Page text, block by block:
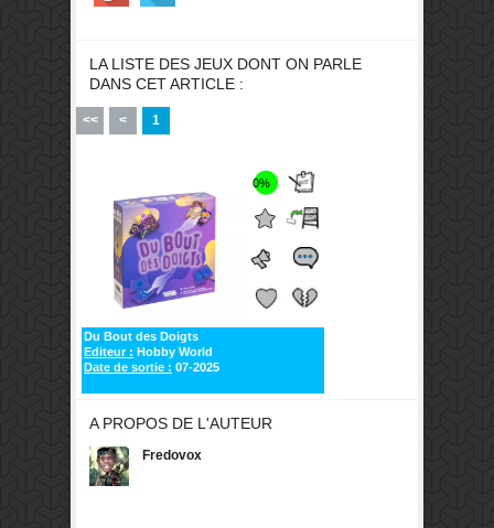
LA LISTE DES JEUX DONT ON PARLE
DANS CET ARTICLE :
<< < 1
0%
Du Bout des Doigts
Editeur : Hobby World
Date de sortie : 07-2025
A PROPOS DE L'AUTEUR
Fredovox